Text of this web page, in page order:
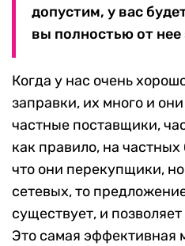
допустим, у вас
вы полностью от нее
Когда у нас очень
заправки, их много и
частные поставщики,
как правило, на
что они перекупщики,
сетевых, то
существует, и
Это самая эффективная